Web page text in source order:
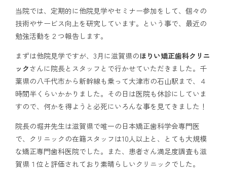
よくある質問
リスク・副作用
アクセス
通院中の方はこちら
初診相談予約
当院では、定期的に他院見学やセミナー参加をして、個々の
技術やサービス向上を研究しています。という事で、最近の
勉強活動を２つ報告します。
まずは他院見学ですが、3月に滋賀県のほりい矯正歯科クリニ
ックさんに院長とスタッフとで行かせていただきました。千
葉県の八千代市から新幹線も乗って大津市の石山駅まで、４
時間半くらいかかりました。その日は医院も休診にしていま
すので、何かを得ようと必死にいろんな事を見てきました！
院長の堀井先生は滋賀県で唯一の日本矯正歯科学会専門医
で、クリニックの在籍スタッフは10人以上と、とても大規模
な矯正専門歯科医院でした。また、患者さん満足度調査も滋
賀県１位と評価されており素晴らしいクリニックでした。